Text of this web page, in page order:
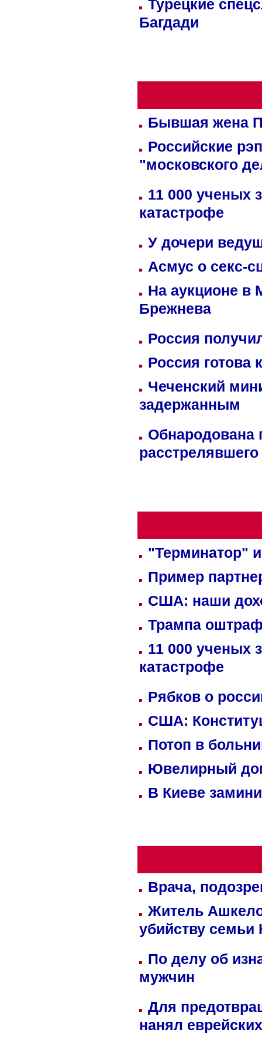
Турецкие
Багдади
Бывшая жена
Российские
"московского
11 000 ученых
катастрофе
У дочери
Асмус о секс-
На аукционе в
Брежнева
Россия
Россия готова
Чеченский
задержанным
Обнародована
"Терминатор"
Пример
США: наши
Трампа
11 000 ученых
катастрофе
Рябков о
США:
Потоп в
Ювелирный
В Киеве
Врача,
Житель
убийству семьи
По делу об
мужчин
Для
нанял